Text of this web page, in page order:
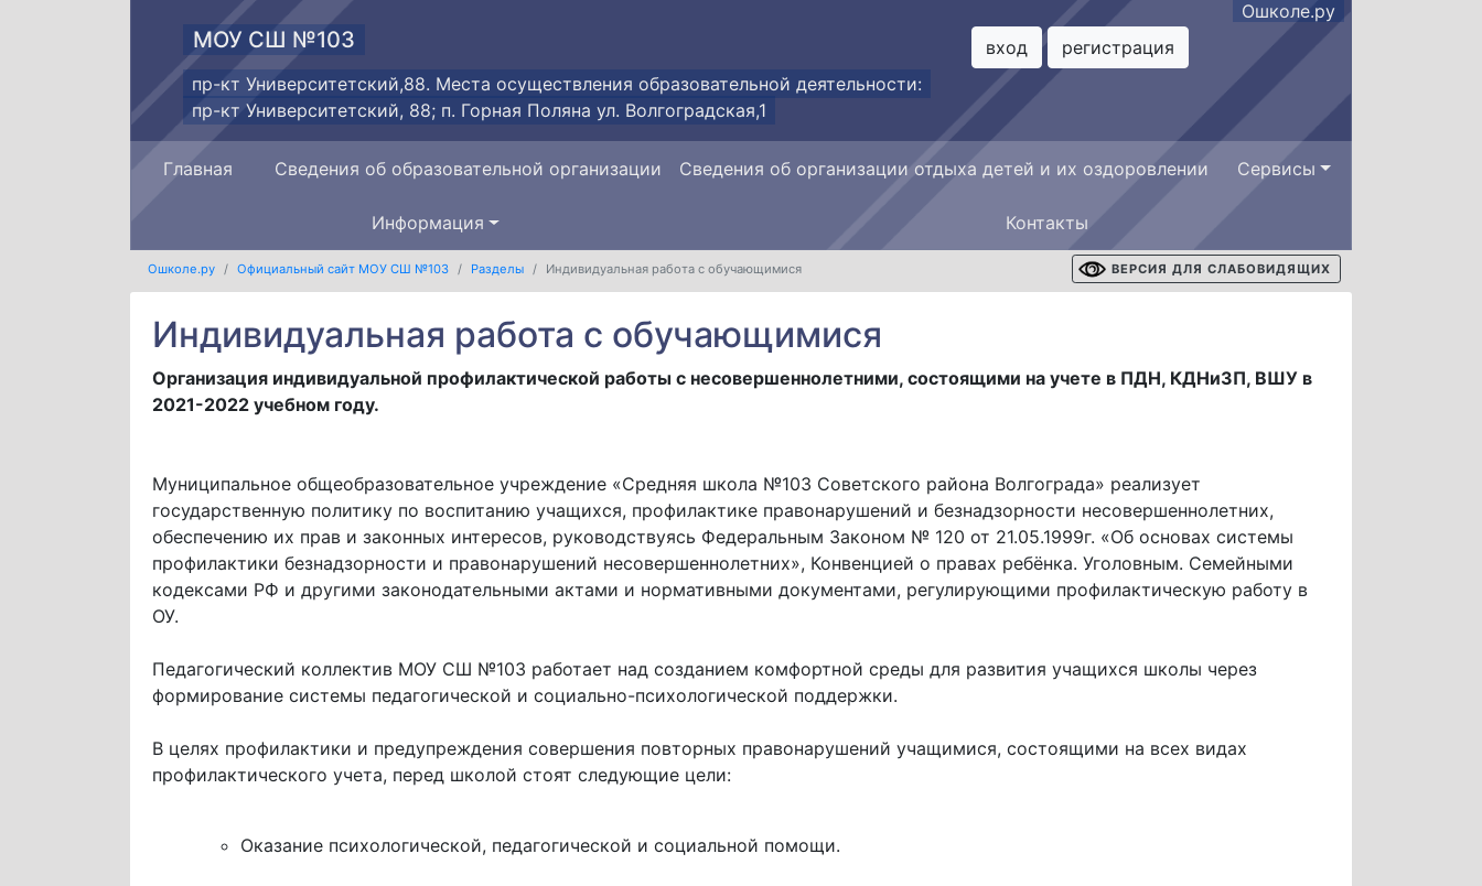
МОУ СШ №103
пр-кт Университетский,88. Места осуществления образовательной деятельности:
пр-кт Университетский, 88; п. Горная Поляна ул. Волгоградская,1
Ошколе.ру
вход
регистрация
Главная Сведения об образовательной организации Сведения об организации отдыха детей и их оздоровлении Сервисы
Информация Контакты
Ошколе.ру Официальный сайт МОУ СШ №103 Разделы Индивидуальная работа с обучающимися ВЕРСИЯ ДЛЯ СЛАБОВИДЯЩИХ
Индивидуальная работа с обучающимися
Организация индивидуальной профилактической работы с несовершеннолетними, состоящими на учете в ПДН, КДНиЗП, ВШУ в
2021-2022 учебном году.
Муниципальное общеобразовательное учреждение «Средняя школа №103 Советского района Волгограда» реализует
государственную политику по воспитанию учащихся, профилактике правонарушений и безнадзорности несовершеннолетних,
обеспечению их прав и законных интересов, руководствуясь Федеральным Законом № 120 от 21.05.1999г. «Об основах системы
профилактики безнадзорности и правонарушений несовершеннолетних», Конвенцией о правах ребёнка. Уголовным. Семейными
кодексами РФ и другими законодательными актами и нормативными документами, регулирующими профилактическую работу в
ОУ.
Педагогический коллектив МОУ СШ №103 работает над созданием комфортной среды для развития учащихся школы через
формирование системы педагогической и социально-психологической поддержки.
В целях профилактики и предупреждения совершения повторных правонарушений учащимися, состоящими на всех видах
профилактического учета, перед школой стоят следующие цели:
Оказание психологической, педагогической и социальной помощи.